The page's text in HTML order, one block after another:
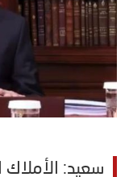
سعيد: الأملاك